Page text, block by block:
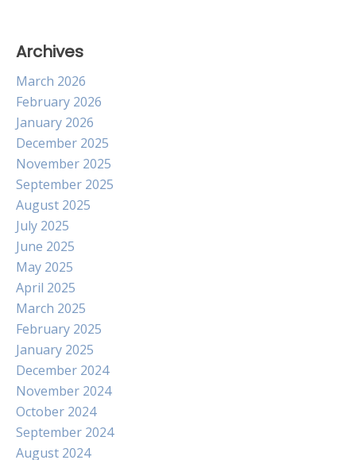
Archives
March 2026
February 2026
January 2026
December 2025
November 2025
September 2025
August 2025
July 2025
June 2025
May 2025
April 2025
March 2025
February 2025
January 2025
December 2024
November 2024
October 2024
September 2024
August 2024